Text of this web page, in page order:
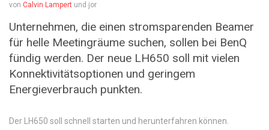
von Calvin Lampert und jor
Unternehmen, die einen stromsparenden Beamer
für helle Meetingräume suchen, sollen bei BenQ
fündig werden. Der neue LH650 soll mit vielen
Konnektivitätsoptionen und geringem
Energieverbrauch punkten.
Der LH650 soll schnell starten und herunterfahren können.